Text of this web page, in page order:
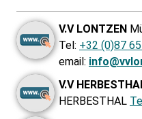
V.V LONTZEN
Tel: +32 (0)87
email:
V.V
HERBESTHAL